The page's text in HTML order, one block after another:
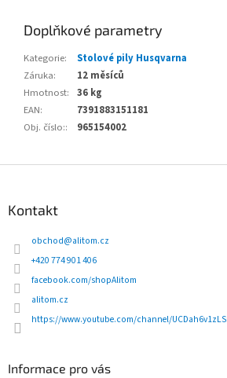
Doplňkové parametry
Kategorie:
Stolové pily Husqvarna
Záruka:
12 měsíců
Hmotnost:
36 kg
EAN:
7391883151181
Obj. číslo:: 965154002
Kontakt
obchod@alitom.cz
+420 774 901 406
facebook.com/shopAlitom
alitom.cz
https://www.youtube.com/channel/
Informace pro vás